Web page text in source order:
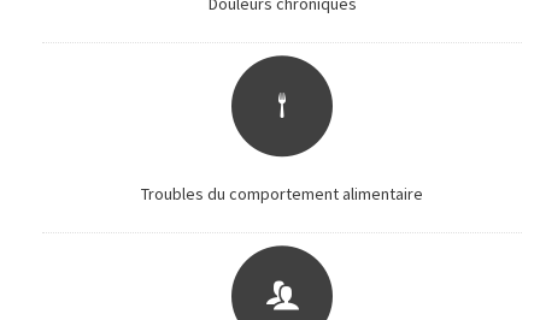
Troubles du comportement alimentaire